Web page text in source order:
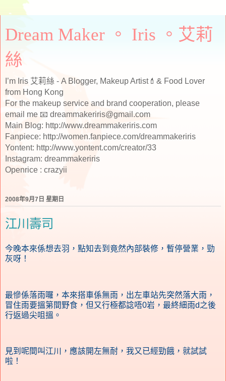
Dream Maker 。 Iris 。艾莉
絲
I’m Iris 艾莉絲 - A Blogger, Makeup Artist💄& Food Lover
from Hong Kong
For the makeup service and brand cooperation, please
email me 📧 dreammakeriris@gmail.com
Main Blog: http://www.dreammakeriris.com
Fanpiece: http://women.fanpiece.com/dreammakeriris
Yontent: http://www.yontent.com/creator/33
Instagram: dreammakeriris
Openrice : crazyii
2008年9月7日 星期日
江川壽司
今晚本來係想去羽，點知去到竟然內部裝修，暫停營業，勁
灰呀！
最慘係落雨囉，本來搭車係無雨，出左車站先突然落大雨，
冒住雨要搵第間野食，但又行極都諗唔0岩，最終細雨d之後
行返過尖咀搵。
見到呢間叫江川，應該開左無耐，我又已經勁餓，就試試
啦！